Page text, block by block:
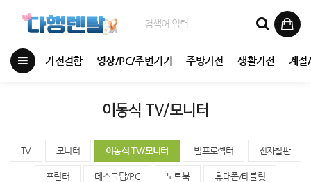
가전결합 영상/PC/주변기기 주방가전 생활가전 계절
이동식 TV/모니터
TV 모니터 이동식 TV/모니터 빔프로젝터 전자칠판
프린터 데스크탑/PC 노트북 휴대폰/태블릿